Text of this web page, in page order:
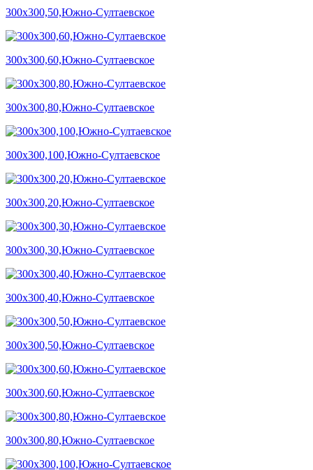
300х300,50,Южно-Султаевское
300х300,60,Южно-Султаевское
300х300,80,Южно-Султаевское
300х300,100,Южно-Султаевское
300х300,20,Южно-Султаевское
300х300,30,Южно-Султаевское
300х300,40,Южно-Султаевское
300х300,50,Южно-Султаевское
300х300,60,Южно-Султаевское
300х300,80,Южно-Султаевское